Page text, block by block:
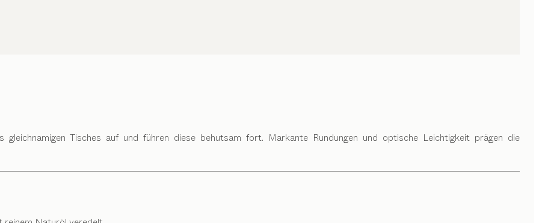
gleichnamigen Tisches auf und führen diese behutsam fort. Markante Rundungen und optische Leichtigkeit prägen die